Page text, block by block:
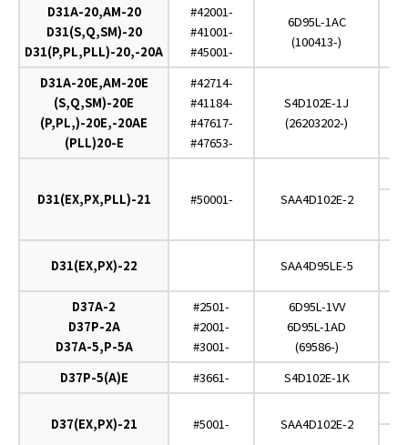
D31A-20,AM-20
D31(S,Q,SM)-20
D31(P,PL,PLL)-20,-20A
#42001-
#41001-
#45001-
6D95L-1AC
(100413-)
D31A-20E,AM-20E
(S,Q,SM)-20E
(P,PL,)-20E,-20AE
(PLL)20-E
#42714-
#41184-
#47617-
#47653-
S4D102E-1J
(26203202-)
D31(EX,PX,PLL)-21 #50001- SAA4D102E-2
D31(EX,PX)-22 SAA4D95LE-5
D37A-2
D37P-2A
D37A-5,P-5A
#2501-
#2001-
#3001-
6D95L-1VV
6D95L-1AD
(69586-)
D37P-5(A)E
#3661- S4D102E-1K
D37(EX,PX)-21 #5001- SAA4D102E-2